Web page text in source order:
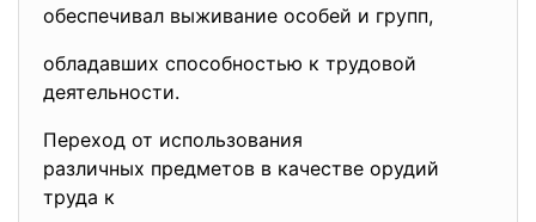
обеспечивал выживание особей и групп,
обладавших способностью к трудовой
деятельности.
Переход от использования
различных предметов в качестве орудий
труда к